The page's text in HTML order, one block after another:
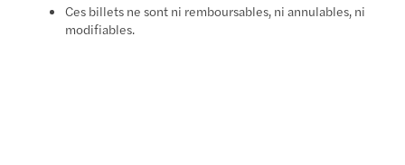
Ces billets ne sont ni remboursables, ni annulables, ni
modifiables.